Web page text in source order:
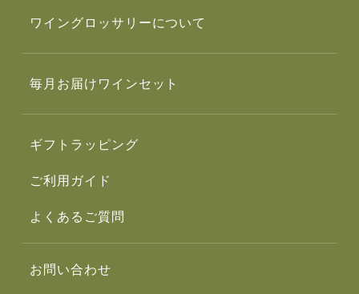
ワイングロッサリーについて
毎月お届けワインセット
ギフトラッピング
ご利用ガイド
よくあるご質問
お問い合わせ